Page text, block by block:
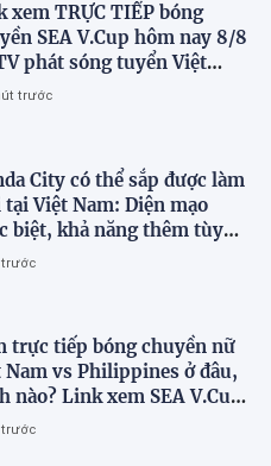
xem TRỰC TIẾP bóng
SEA V.Cup hôm nay 8/8
phát sóng tuyển Việt
đấu Philippines
trước
City có thể sắp được làm
tại Việt Nam: Diện mạo
biệt, khả năng thêm tùy
hybrid?
trước
trực tiếp bóng chuyền nữ
Nam vs Philippines ở đâu,
nào? Link xem SEA V.Cup
mới nhất
trước